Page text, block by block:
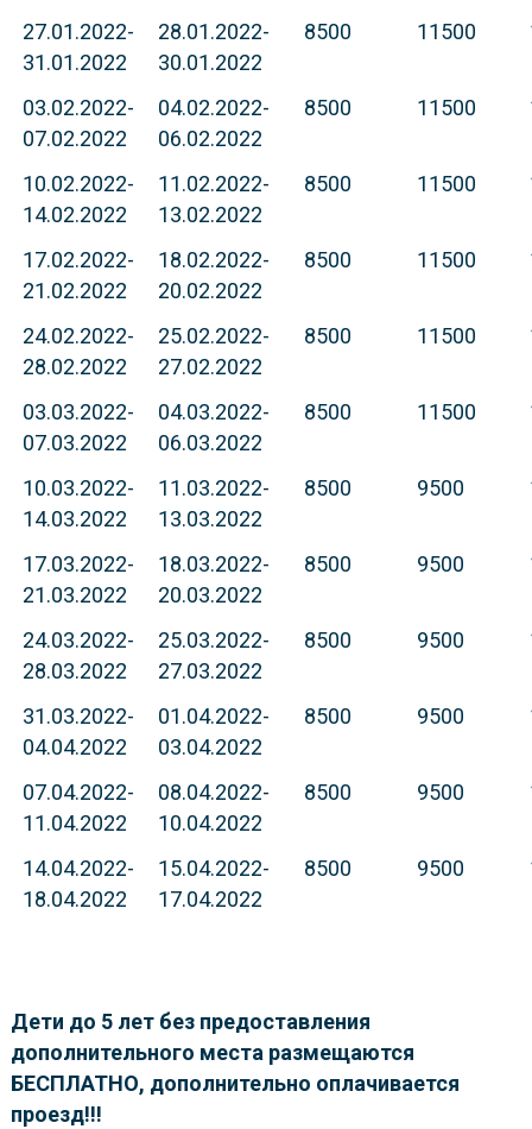
27.01.2022-
31.01.2022
28.01.2022-
30.01.2022
8500 11500
03.02.2022-
07.02.2022
04.02.2022-
06.02.2022
8500 11500
10.02.2022-
14.02.2022
11.02.2022-
13.02.2022
8500 11500
17.02.2022-
21.02.2022
18.02.2022-
20.02.2022
8500 11500
24.02.2022-
28.02.2022
25.02.2022-
27.02.2022
8500 11500
03.03.2022-
07.03.2022
04.03.2022-
06.03.2022
8500 11500
10.03.2022-
14.03.2022
11.03.2022-
13.03.2022
8500 9500
17.03.2022-
21.03.2022
18.03.2022-
20.03.2022
8500 9500
24.03.2022-
28.03.2022
25.03.2022-
27.03.2022
8500 9500
31.03.2022-
04.04.2022
01.04.2022-
03.04.2022
8500 9500
07.04.2022-
11.04.2022
08.04.2022-
10.04.2022
8500 9500
14.04.2022-
18.04.2022
15.04.2022-
17.04.2022
8500 9500
Дети до 5 лет без предоставления
дополнительного места размещаются
БЕСПЛАТНО, дополнительно оплачивается
проезд!!!